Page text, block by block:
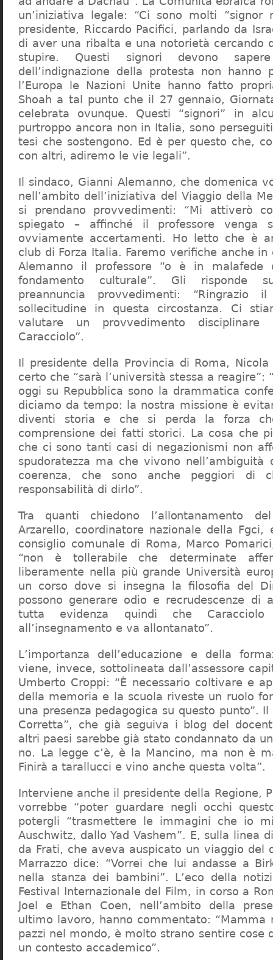
un’iniziativa legale: “Ci sono molti “signor
presidente, Riccardo Pacifici, parlando da
di aver una ribalta e una notorietà cercando
stupire. Questi signori devono
dell’indignazione della protesta non hanno
l’Europa le Nazioni Unite hanno fatto
Shoah a tal punto che il 27 gennaio,
celebrata ovunque. Questi “signori” in
purtroppo ancora non in Italia, sono
tesi che sostengono. Ed è per questo che,
con altri, adiremo le vie legali”.
Il sindaco, Gianni Alemanno, che domenica
nell’ambito dell’iniziativa del Viaggio della
si prendano provvedimenti: “Mi attiverò
spiegato – affinché il professore venga
ovviamente accertamenti. Ho letto che è
club di Forza Italia. Faremo verifiche anche in
Alemanno il professore “o è in malafede
fondamento culturale”. Gli risponde
preannuncia provvedimenti:
sollecitudine in questa circostanza. Ci
valutare un provvedimento
Caracciolo”.
Il presidente della Provincia di Roma,
certo che “sarà l’università stessa a reagire”:
oggi su Repubblica sono la drammatica
diciamo da tempo: la nostra missione è
diventi storia e che si perda la forza
comprensione dei fatti storici. La cosa che
che ci sono tanti casi di negazionismi non
spudoratezza ma che vivono nell’ambiguità
coerenza, che sono anche peggiori di
responsabilità di dirlo”.
Tra quanti chiedono l’allontanamento
Arzarello, coordinatore nazionale della
consiglio comunale di Roma, Marco
“non è tollerabile che determinate
liberamente nella più grande Università
un corso dove si insegna la filosofia del
possono generare odio e recrudescenze di
tutta evidenza quindi che
all’insegnamento e va allontanato”.
L’importanza dell’educazione e della
viene, invece, sottolineata dall’assessore
Umberto Croppi: “È necessario coltivare e
della memoria e la scuola riveste un ruolo
una presenza pedagogica su questo punto”.
Corretta”, che già seguiva i blog del
altri paesi sarebbe già stato condannato da
no. La legge c’è, è la Mancino, ma non è
Finirà a tarallucci e vino anche questa volta”.
Interviene anche il presidente della Regione,
vorrebbe “poter guardare negli occhi
potergli “trasmettere le immagini che io
Auschwitz, dallo Yad Vashem”. E, sulla linea
da Frati, che aveva auspicato un viaggio del
Marrazzo dice: “Vorrei che lui andasse a
nella stanza dei bambini”. L’eco della
Festival Internazionale del Film, in corso a
Joel e Ethan Coen, nell’ambito della
ultimo lavoro, hanno commentato: “Mamma
pazzi nel mondo, è molto strano sentire cose
un contesto accademico”.